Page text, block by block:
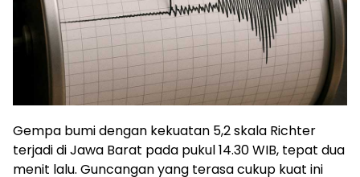
Gempa bumi dengan kekuatan 5,2 skala Richter
terjadi di Jawa Barat pada pukul 14.30 WIB, tepat dua
menit lalu. Guncangan yang terasa cukup kuat ini